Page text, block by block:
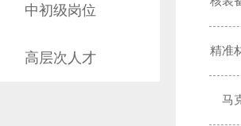
中初级岗位
高层次人才 精准
马